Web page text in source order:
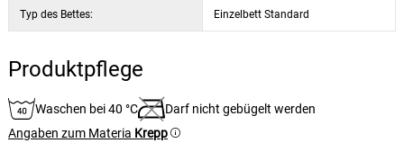
Typ des Bettes: Einzelbett Standard
Produktpflege
Waschen bei 40 °C
Darf nicht gebügelt werden
Angaben zum Materia Krepp